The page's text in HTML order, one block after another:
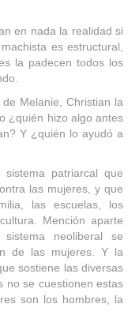
en nada la realidad si
es estructural,
la padecen todos los
Melanie, Christian la
¿quién hizo algo antes
Y ¿quién lo ayudó a
patriarcal que
las mujeres, y que
las escuelas, los
Mención aparte
neoliberal se
de las mujeres. Y la
sostiene las diversas
no se cuestionen estas
son los hombres, la